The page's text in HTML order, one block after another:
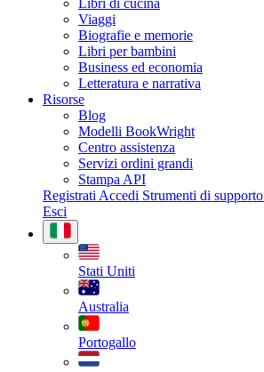
Viaggi
Biografie e memorie
Libri per bambini
Business ed economia
Letteratura e narrativa
Risorse
Blog
Modelli BookWright
Centro assistenza
Servizi ordini grandi
Stampa API
Registrati Accedi Strumenti di supporto
Esci
Stati Uniti
Australia
Portogallo